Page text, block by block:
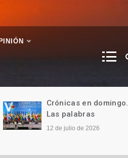
Crónicas en domingo.
Qué difícil…
28 de junio de 2026